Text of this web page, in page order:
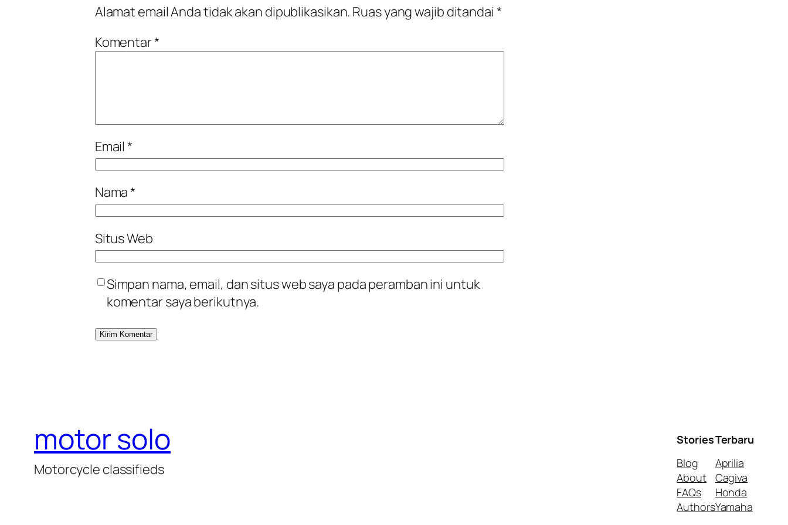
Alamat email Anda tidak akan dipublikasikan. Ruas yang wajib ditandai *
Komentar*
Email*
Nama*
Situs Web
Simpan nama, email, dan situs web saya pada peramban ini untuk
komentar saya berikutnya.
motor solo
Motorcycle classifieds
Stories
Blog
About
FAQs
Authors
Terbaru
Aprilia
Cagiva
Honda
Yamaha